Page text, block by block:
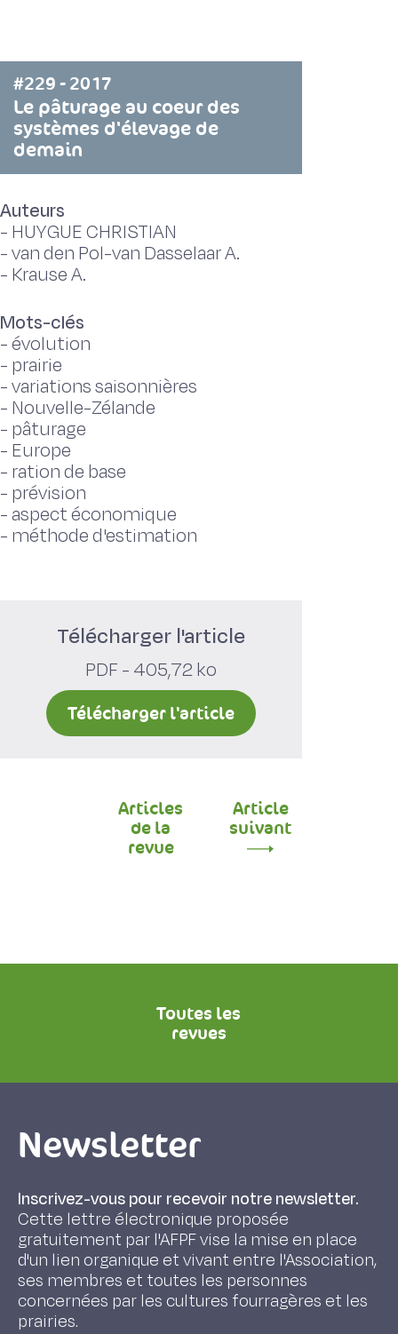
#229 - 2017
Le pâturage au coeur des
systèmes d'élevage de
demain
Auteurs
- HUYGUE CHRISTIAN
-van den Pol-van Dasselaar A.
- Krause A.
Mots-clés
-évolution
- prairie
-variations saisonnières
- Nouvelle-Zélande
- pâturage
- Europe
- ration de base
- prévision
- aspect économique
- méthode d'estimation
Télécharger l'article
PDF - 405,72 ko
Télécharger l'article
Articles
de la
revue
Article
suivant
Toutes les
revues
Newsletter
Inscrivez-vous pour recevoir notre newsletter.
Cette lettre électronique proposée
gratuitement par l'AFPF vise la mise en place
d'un lien organique et vivant entre l'Association,
ses membres et toutes les personnes
concernées par les cultures fourragères et les
prairies.